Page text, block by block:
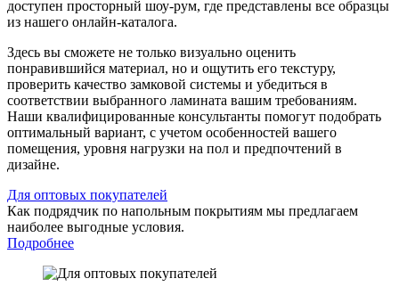
доступен просторный шоу-рум, где представлены все образцы
из нашего онлайн-каталога.
Здесь вы сможете не только визуально оценить
понравившийся материал, но и ощутить его текстуру,
проверить качество замковой системы и убедиться в
соответствии выбранного ламината вашим требованиям.
Наши квалифицированные консультанты помогут подобрать
оптимальный вариант, с учетом особенностей вашего
помещения, уровня нагрузки на пол и предпочтений в
дизайне.
Для оптовых покупателей
Как подрядчик по напольным покрытиям мы предлагаем
наиболее выгодные условия.
Подробнее